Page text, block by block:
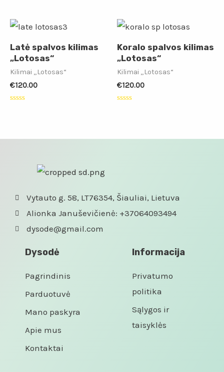
5
Latė spalvos kilimas
„Lotosas“
Kilimai „Lotosas“
€120.00
Koralo spalvos kilimas
„Lotosas“
Kilimai „Lotosas“
€120.00
Vytauto g. 58, LT76354, Šiauliai, Lietuva
Alionka Januševičienė: +37064093494
dysode@gmail.com
Dysodė
Pagrindinis
Parduotuvė
Mano paskyra
Apie mus
Kontaktai
Informacija
Privatumo
politika
Sąlygos ir
taisyklės